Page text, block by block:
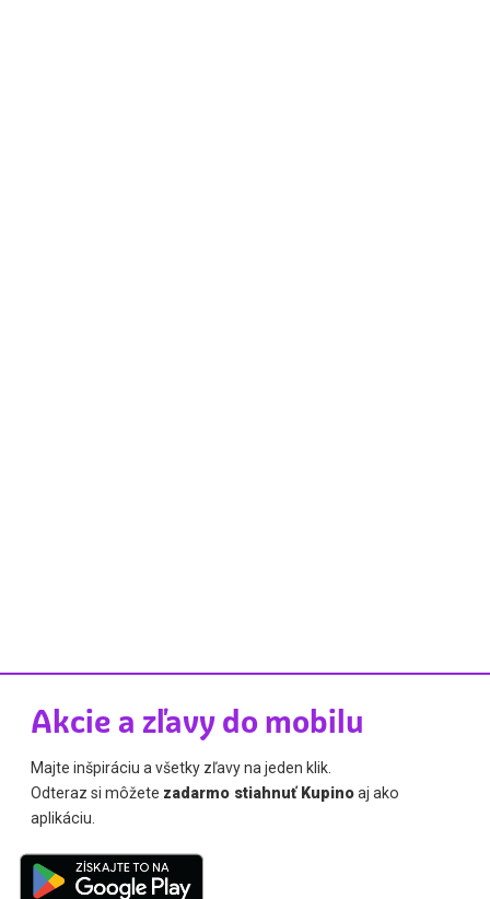
Akcie a zľavy do mobilu
Majte inšpiráciu a všetky zľavy na jeden klik.
Odteraz si môžete zadarmo stiahnuť Kupinoaj ako
aplikáciu.